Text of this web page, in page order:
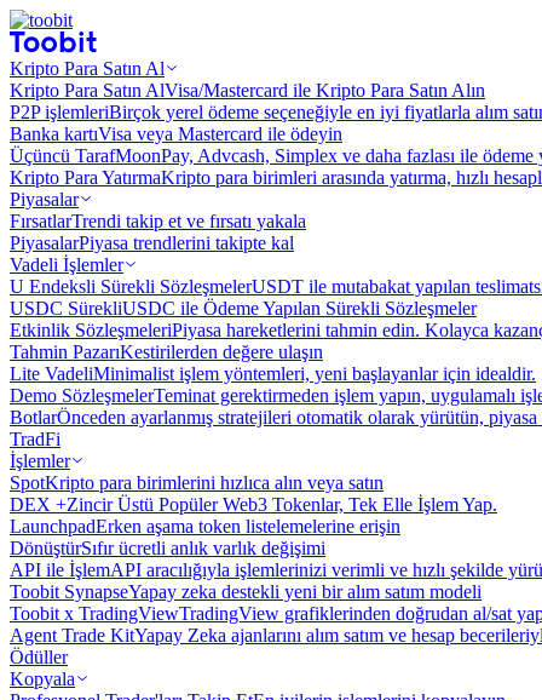
Kripto Para Satın Al
Kripto Para Satın AlVisa/Mastercard ile Kripto Para Satın Alın
P2P işlemleriBirçok yerel ödeme seçeneğiyle en iyi fiyatlarla alım
Banka kartıVisa veya Mastercard ile ödeyin
Üçüncü TarafMoonPay, Advcash, Simplex ve daha fazlası ile ödeme
Kripto Para YatırmaKripto para birimleri arasında yatırma, hızlı
Piyasalar
FırsatlarTrendi takip et ve fırsatı yakala
PiyasalarPiyasa trendlerini takipte kal
Vadeli İşlemler
U Endeksli Sürekli SözleşmelerUSDT ile mutabakat yapılan
USDC SürekliUSDC ile Ödeme Yapılan Sürekli Sözleşmeler
Etkinlik SözleşmeleriPiyasa hareketlerini tahmin edin. Kolayca
Tahmin PazarıKestirilerden değere ulaşın
Lite VadeliMinimalist işlem yöntemleri, yeni başlayanlar için idealdir.
Demo SözleşmelerTeminat gerektirmeden işlem yapın, uygulamalı
BotlarÖnceden ayarlanmış stratejileri otomatik olarak yürütün, piyasa
TradFi
İşlemler
SpotKripto para birimlerini hızlıca alın veya satın
DEX +Zincir Üstü Popüler Web3 Tokenlar, Tek Elle İşlem Yap.
LaunchpadErken aşama token listelemelerine erişin
DönüştürSıfır ücretli anlık varlık değişimi
API ile İşlemAPI aracılığıyla işlemlerinizi verimli ve hızlı şekilde
Toobit SynapseYapay zeka destekli yeni bir alım satım modeli
Toobit x TradingViewTradingView grafiklerinden doğrudan al/sat
Agent Trade KitYapay Zeka ajanlarını alım satım ve hesap
Ödüller
Kopyala